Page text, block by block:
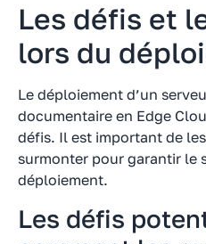
Les défis et
lors du
Le déploiement d’un
documentaire en Edge
défis. Il est important de
surmonter pour garantir le
déploiement.
Les défis